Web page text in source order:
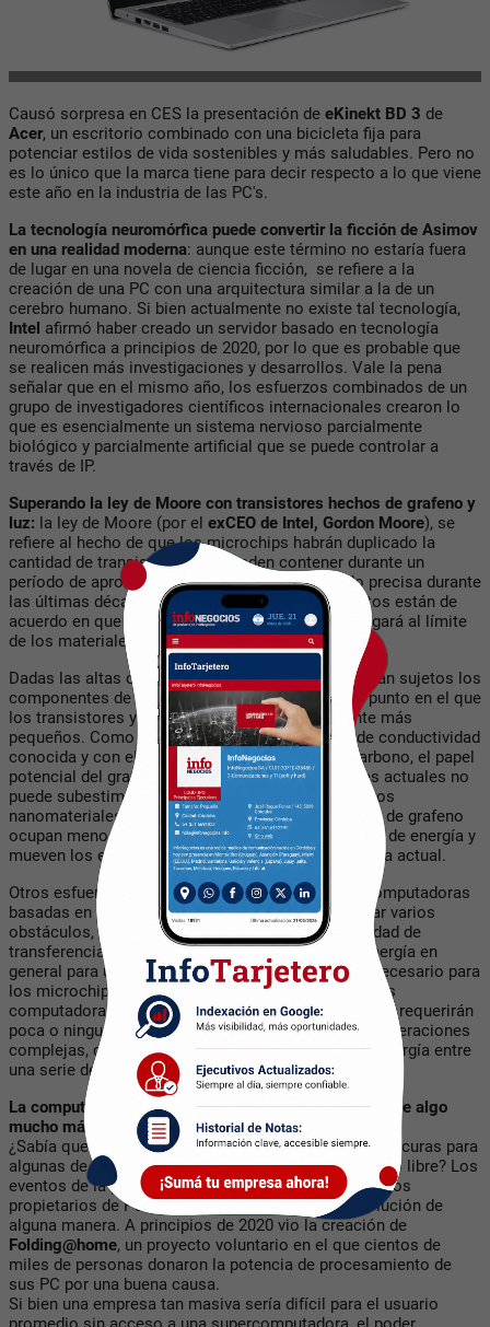
Causó sorpresa en CES la presentación de eKinekt BD 3 de
Acer, un escritorio combinado con una bicicleta fija para
potenciar estilos de vida sostenibles y más saludables. Pero no
es lo único que la marca tiene para decir respecto a lo que viene
este año en la industria de las PC's.
La tecnología neuromórfica puede convertir la ficción de Asimov
en una realidad moderna: aunque este término no estaría fuera
de lugar en una novela de ciencia ficción, se refiere a la
creación de una PC con una arquitectura similar a la de un
cerebro humano. Si bien actualmente no existe tal tecnología,
Intel afirmó haber creado un servidor basado en tecnología
neuromórfica a principios de 2020, por lo que es probable que
se realicen más investigaciones y desarrollos. Vale la pena
señalar que en el mismo año, los esfuerzos combinados de un
grupo de investigadores científicos internacionales crearon lo
que es esencialmente un sistema nervioso parcialmente
biológico y parcialmente artificial que se puede controlar a
través de IP.
Superando la ley de Moore con transistores hechos de grafeno y
luz: la ley de Moore (por el exCEO de Intel, Gordon Moore), se
refiere al hecho de que los microchips habrán duplicado la
cantidad de transistores que pueden contener durante un
período de aproximadamente dos años y ha sido precisa durante
las últimas décadas. Sin embargo, muchos expertos están de
acuerdo en que en esta década probablemente llegará al límite
de los materiales convencionales.
Dadas las altas condiciones de calor a las que están sujetos los
componentes de la computadora, se llegará a un punto en el que
los transistores ya no podrán hacerse físicamente más
pequeños. Como el material con la mayor tasa de conductividad
conocida y con el grosor de un solo átomo de carbono, el papel
potencial del grafeno para superar las limitaciones actuales no
puede subestimarse. Cuando se combinan con otros
nanomateriales como el borofeno, los transistores de grafeno
ocupan menos espacio, requieren menos consumo de energía y
mueven los electrones más rápido que la tecnología actual.
Otros esfuerzos dignos de mención incluyen las computadoras
basadas en luz, que potencialmente pueden superar varios
obstáculos, incluidas las limitaciones en la velocidad de
transferencia de datos, requieren mucha menos energía en
general para usar, reducen la cantidad de espacio necesario para
los microchips. También vale la pena señalar que las
computadoras que dependen de la luz para funcionar requerirán
poca o ninguna electricidad adicional para realizar operaciones
complejas, como la lógica de paso para transferir energía entre
una serie de circuitos integrados.
La computación distribuida hará que tu PC sea parte de algo
mucho más grande:
¿Sabía que tu PC personal podría estar desarrollando curas para
algunas de las enfermedades del mundo en su tiempo libre? Los
eventos de la pandemia deCovid-19dejaron a muchos
propietarios de PC que querían contribuir a una solución de
alguna manera. A principios de 2020 vio la creación de
Folding@home, un proyecto voluntario en el que cientos de
miles de personas donaron la potencia de procesamiento de
sus PC por una buena causa.
Si bien una empresa tan masiva sería difícil para el usuario